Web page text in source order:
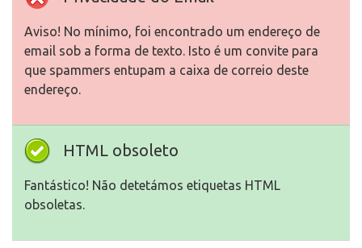
Aviso! No mínimo, foi encontrado um endereço de
email sob a forma de texto. Isto é um convite para
que spammers entupam a caixa de correio deste
endereço.
HTML obsoleto
Fantástico! Não detetámos etiquetas HTML
obsoletas.